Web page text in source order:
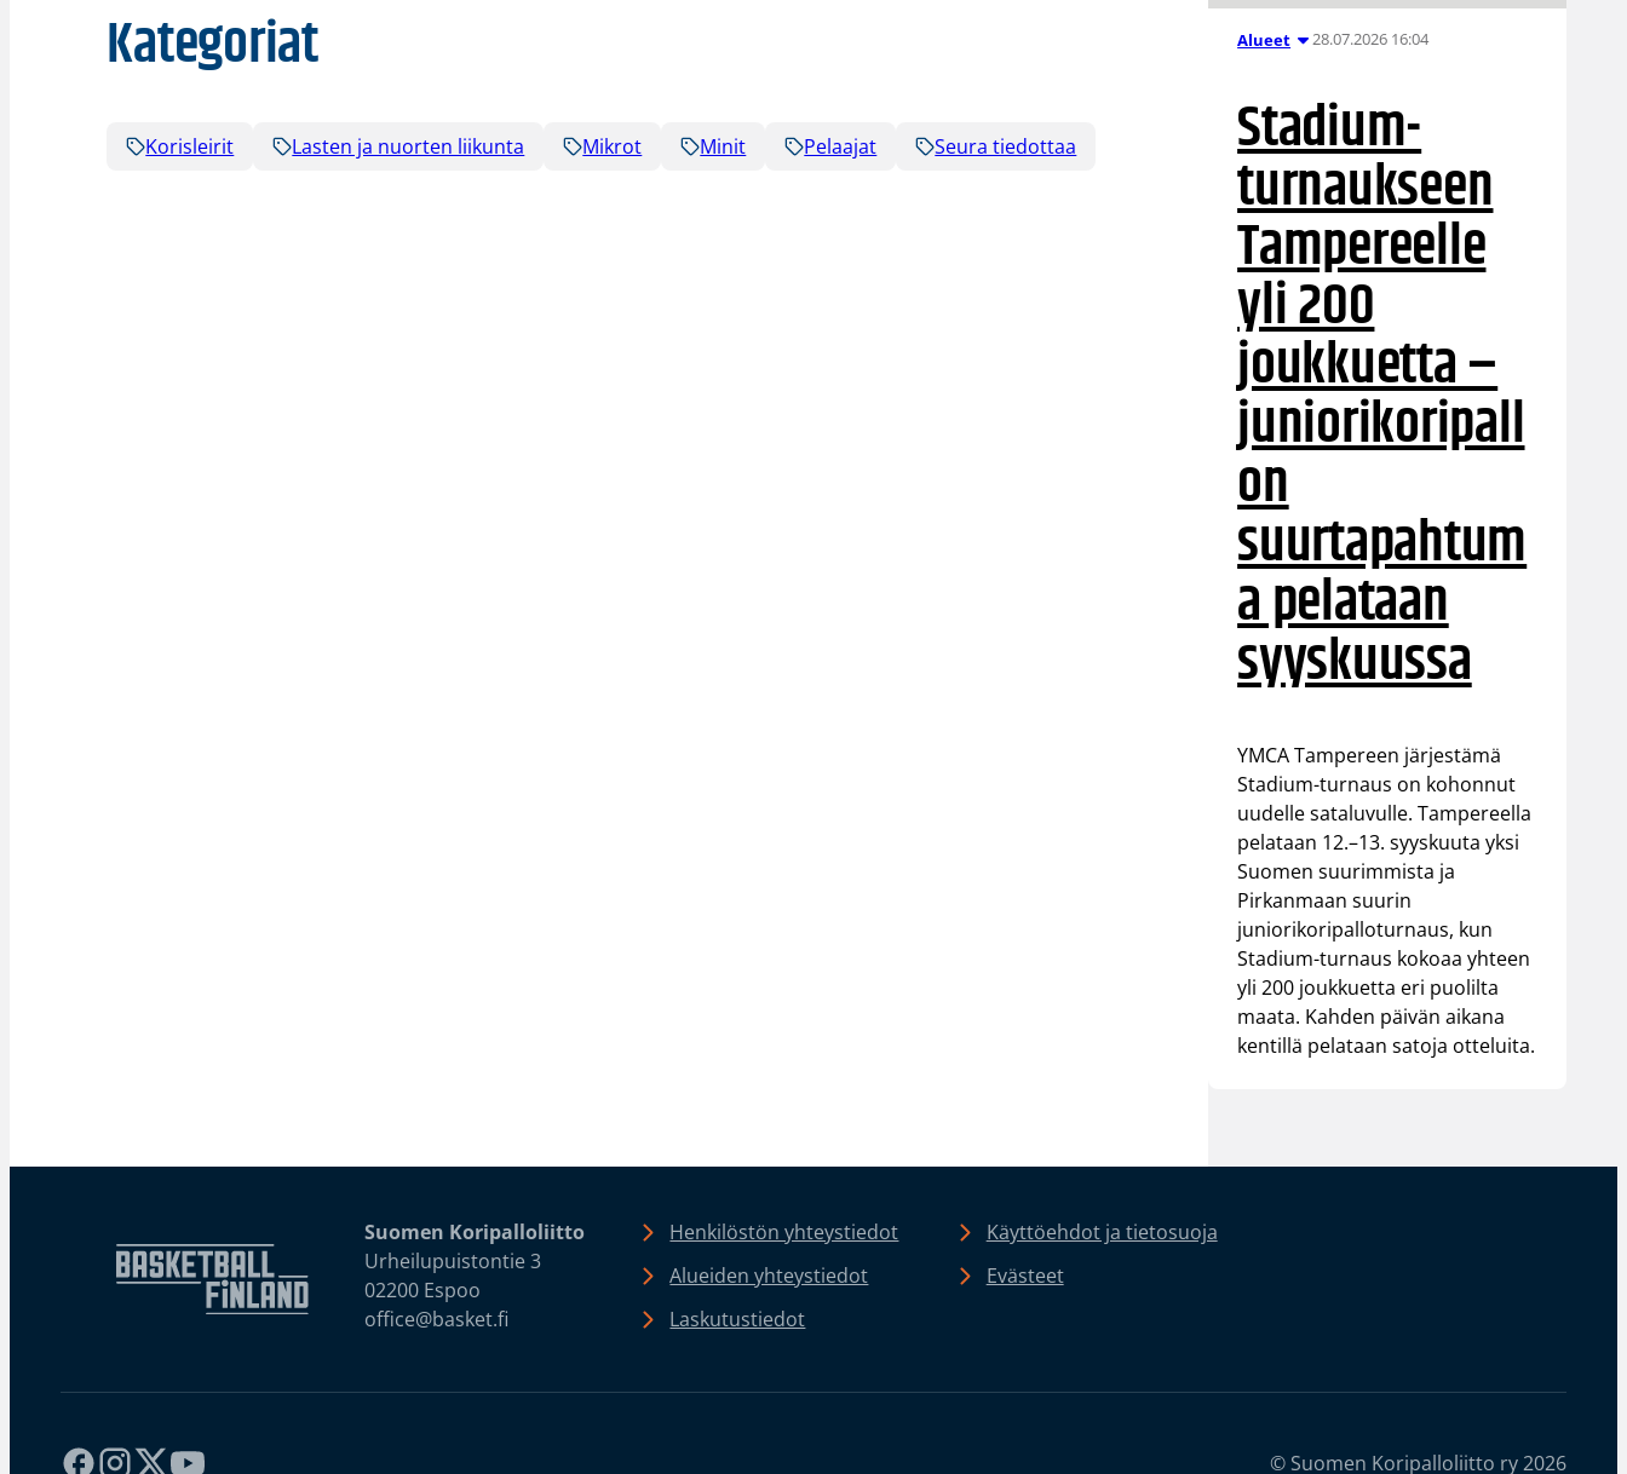
Kategoriat
Korisleirit Lasten ja nuorten liikunta Mikrot Minit Pelaajat Seura tiedottaa
Alueet 28.07.2026 16:04
Stadium-
turnaukseen
Tampereelle
yli 200
joukkuetta –
juniorikoripall
on
suurtapahtum
a pelataan
syyskuussa
YMCA Tampereen järjestämä
Stadium-turnaus on kohonnut
uudelle sataluvulle. Tampereella
pelataan 12.–13. syyskuuta yksi
Suomen suurimmista ja
Pirkanmaan suurin
juniorikoripalloturnaus, kun
Stadium-turnaus kokoaa yhteen
yli 200 joukkuetta eri puolilta
maata. Kahden päivän aikana
kentillä pelataan satoja otteluita.
Suomen Koripalloliitto
Urheilupuistontie 3
02200 Espoo
office@basket.fi
Henkilöstön yhteystiedot
Alueiden yhteystiedot
Laskutustiedot
Käyttöehdot ja tietosuoja
Evästeet
© Suomen Koripalloliitto ry 2026